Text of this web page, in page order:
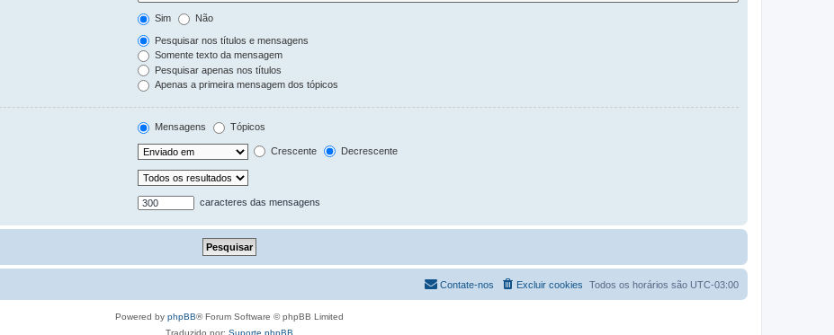
Sim Não
Pesquisar nos títulos e mensagens
Somente texto da mensagem
Pesquisar apenas nos títulos
Apenas a primeira mensagem dos tópicos
Mensagens Tópicos
Crescente Decrescente
caracteres das mensagens
Todos os horários são UTC-03:00
Excluir cookies
Contate-nos
Powered by phpBB® Forum Software © phpBB Limited
Traduzido por: Suporte phpBB